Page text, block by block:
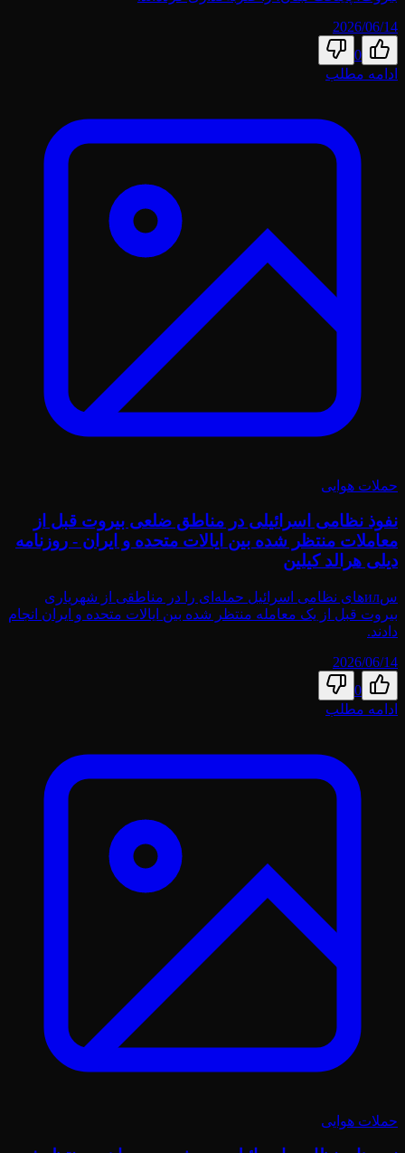
2026/06/14
0
ادامه مطلب
حملات هوایی
نفوذ نظامی اسرائیلی در مناطق ضلعی بیروت قبل از
معاملات منتظر شده بین ایالات متحده و ایران - روزنامه
دیلی هرالد کیلین
سил‌های نظامی اسرائیل حمله‌ای را در مناطقی از شهریاری
بیروت قبل از یک معامله منتظر شده بین ایالات متحده و ایران انجام
دادند.
2026/06/14
0
ادامه مطلب
حملات هوایی